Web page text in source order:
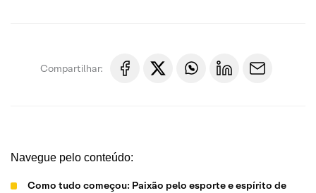
Compartilhar:
Navegue pelo conteúdo:
Como tudo começou: Paixão pelo esporte e espírito de